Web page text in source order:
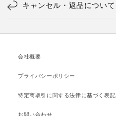
キャンセル・返品について
会社概要
プライバシーポリシー
特定商取引に関する法律に基づく表記